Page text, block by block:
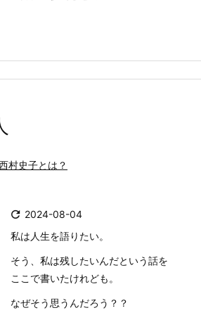
村史子とは？
 2024-08-04
私は人生を語りたい。
そう、私は残したいんだという話を
ここで書いたけれども。
なぜそう思うんだろう？？